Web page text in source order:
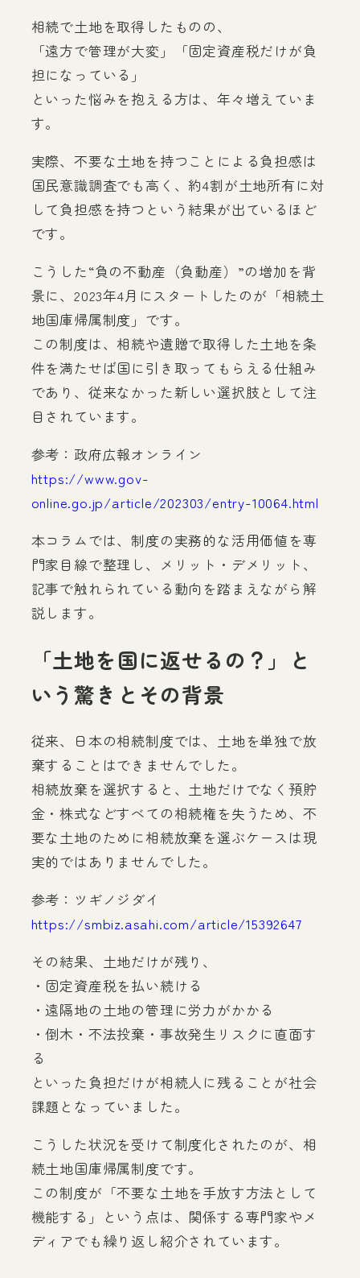
相続で土地を取得したものの、
「遠方で管理が大変」「固定資産税だけが負
担になっている」
といった悩みを抱える方は、年々増えていま
す。
実際、不要な土地を持つことによる負担感は
国民意識調査でも高く、約4割が土地所有に対
して負担感を持つという結果が出ているほど
です。
こうした“負の不動産（負動産）”の増加を背
景に、2023年4月にスタートしたのが「相続土
地国庫帰属制度」です。
この制度は、相続や遺贈で取得した土地を条
件を満たせば国に引き取ってもらえる仕組み
であり、従来なかった新しい選択肢として注
目されています。
参考：政府広報オンライン
https://www.gov-
online.go.jp/article/202303/entry-10064.html
本コラムでは、制度の実務的な活用価値を専
門家目線で整理し、メリット・デメリット、
記事で触れられている動向を踏まえながら解
説します。
「土地を国に返せるの？」と
いう驚きとその背景
従来、日本の相続制度では、土地を単独で放
棄することはできませんでした。
相続放棄を選択すると、土地だけでなく預貯
金・株式などすべての相続権を失うため、不
要な土地のために相続放棄を選ぶケースは現
実的ではありませんでした。
参考：ツギノジダイ
https://smbiz.asahi.com/article/15392647
その結果、土地だけが残り、
・固定資産税を払い続ける
・遠隔地の土地の管理に労力がかかる
・倒木・不法投棄・事故発生リスクに直面す
る
といった負担だけが相続人に残ることが社会
課題となっていました。
こうした状況を受けて制度化されたのが、相
続土地国庫帰属制度です。
この制度が「不要な土地を手放す方法として
機能する」という点は、関係する専門家やメ
ディアでも繰り返し紹介されています。